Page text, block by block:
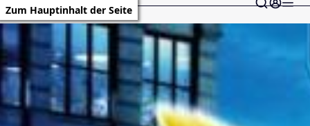
Zum Hauptinhalt der Seite